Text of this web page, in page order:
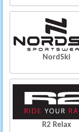
NordSki
R2 Relax